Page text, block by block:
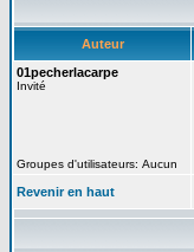
Auteur
01pecherlacarpe
Invité
Groupes d'utilisateurs: Aucun
Revenir en haut